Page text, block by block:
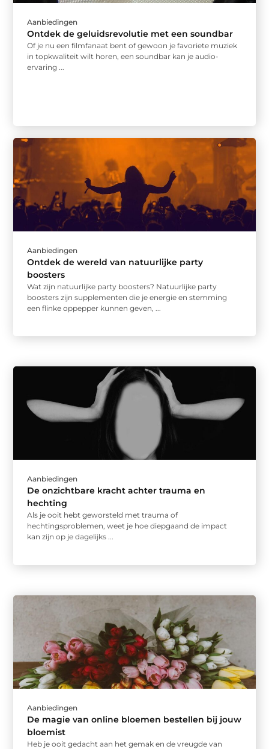
Aanbiedingen
Ontdek de geluidsrevolutie met een soundbar
Of je nu een filmfanaat bent of gewoon je favoriete muziek
in topkwaliteit wilt horen, een soundbar kan je audio-
ervaring ...
Aanbiedingen
Ontdek de wereld van natuurlijke party
boosters
Wat zijn natuurlijke party boosters? Natuurlijke party
boosters zijn supplementen die je energie en stemming
een flinke oppepper kunnen geven, ...
Aanbiedingen
De onzichtbare kracht achter trauma en
hechting
Als je ooit hebt geworsteld met trauma of
hechtingsproblemen, weet je hoe diepgaand de impact
kan zijn op je dagelijks ...
Aanbiedingen
De magie van online bloemen bestellen bij jouw
bloemist
Heb je ooit gedacht aan het gemak en de vreugde van